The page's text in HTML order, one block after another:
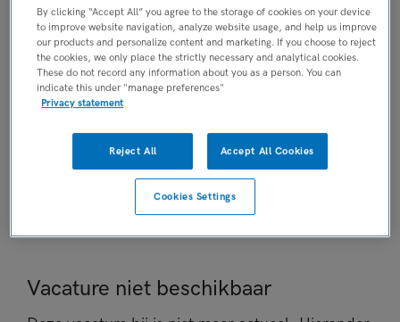
Vaste aanstelling
PLAATSINGSDATUM
8 juli 2026
NIVEAU
WO
ERVARING
Vacature niet beschikbaar
By clicking “Accept All” you agree to the storage of cookies on your device
to improve website navigation, analyze website usage, and help us improve
our products and personalize content and marketing. If you choose to reject
the cookies, we only place the strictly necessary and analytical cookies.
These do not record any information about you as a person. You can
indicate this under "manage preferences"
Privacy statement
Reject All Accept All Cookies
Cookies Settings